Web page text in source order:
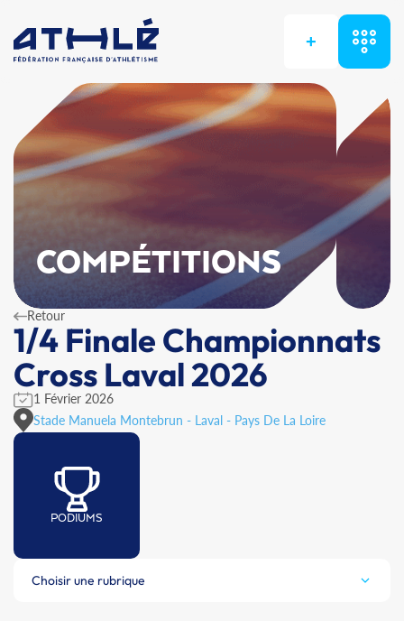
+
COMPÉTITIONS
Retour
1/4 Finale Championnats
Cross Laval 2026
1 Février 2026
Stade Manuela Montebrun - Laval - Pays De La Loire
PODIUMS
Choisir une rubrique